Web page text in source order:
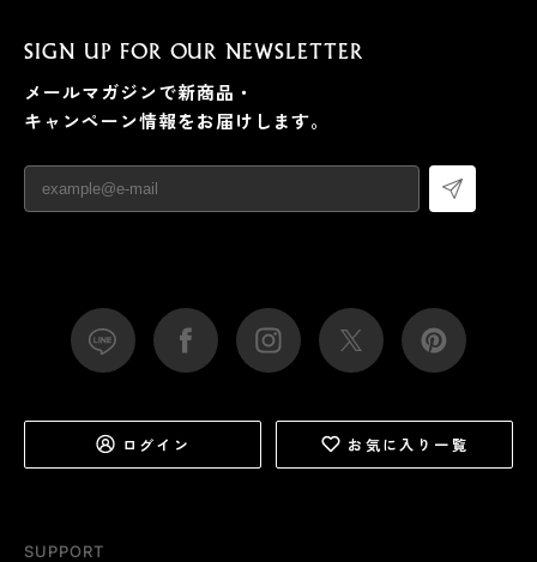
SUPPORT
SIGN UP FOR OUR NEWSLETTER
メールマガジンで新商品・
キャンペーン情報をお届けします。
ログイン お気に入り一覧